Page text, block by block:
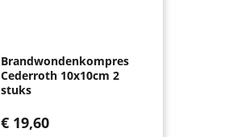
Brandwondenkompres
Cederroth 10x10cm 2
stuks
€ 19,60